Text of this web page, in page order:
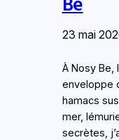
23 mai
À Nosy Be,
enveloppe
hamacs
mer,
secrètes,